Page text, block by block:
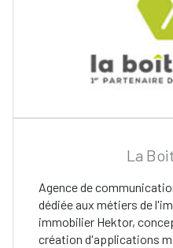
La
Agence de
dédiée aux métiers de
immobilier Hektor,
création d'applications